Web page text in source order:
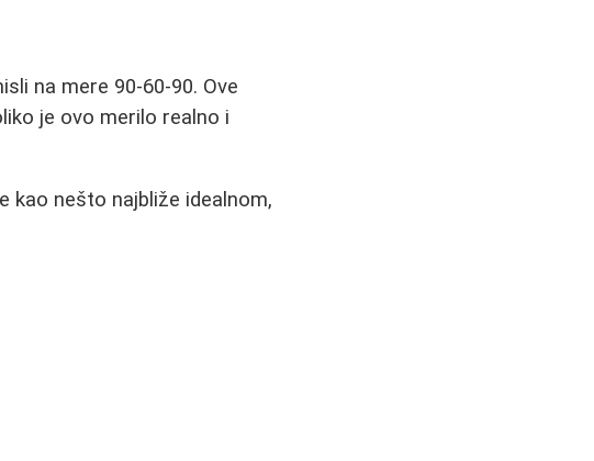
na mere 90-60-90. Ove
je ovo merilo realno i
kao nešto najbliže idealnom,